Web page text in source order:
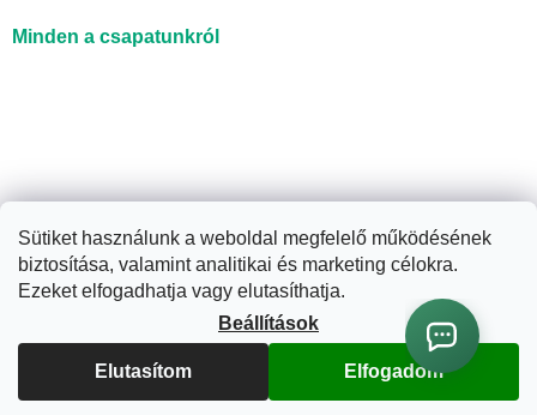
Sütiket használunk a weboldal megfelelő működésének
biztosítása, valamint analitikai és marketing célokra.
Ezeket elfogadhatja vagy elutasíthatja.
Beállítások
Elutasítom Elfogadom
Minden a csapatunkról
Shoptet készítette
Copyright 2026Herbatica.hu. Minden jog fenntartva.Süti
beállítások szerkesztése